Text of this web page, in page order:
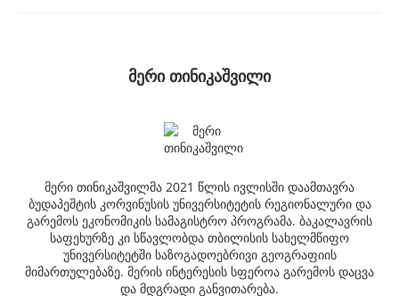
მერი თინიკაშვილი
მერი თინიკაშვილმა 2021 წლის ივლისში დაამთავრა
ბუდაპეშტის კორვინუსის უნივერსიტეტის რეგიონალური და
გარემოს ეკონომიკის სამაგისტრო პროგრამა. ბაკალავრის
საფეხურზე კი სწავლობდა თბილისის სახელმწიფო
უნივერსიტეტში საზოგადოებრივი გეოგრაფიის
მიმართულებაზე. მერის ინტერესის სფეროა გარემოს დაცვა
და მდგრადი განვითარება.